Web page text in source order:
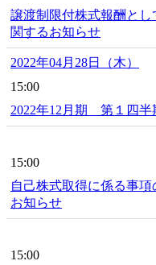
譲渡制限付株式報酬と
関するお知らせ
2022年04月28日（木）
15:00
2022年12月期 第１四半
15:00
自己株式取得に係る事
お知らせ
15:00